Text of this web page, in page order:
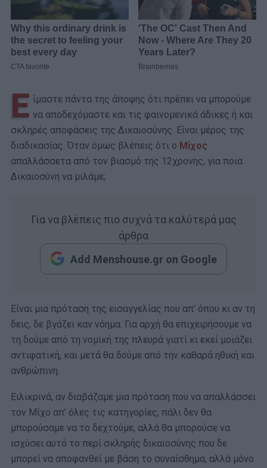
Ε ίμαστε πάντα της άποψης ότι πρέπει να μπορούμε
να αποδεχόμαστε και τις φαινομενικά άδικες ή και
σκληρές αποφάσεις της Δικαιοσύνης. Είναι μέρος της
διαδικασίας. Όταν όμως βλέπεις ότι ο Μίχος
απαλλάσσετα από τον βιασμό της 12χρονης, για ποια
Δικαιοσύνη να μιλάμε;
Για να βλέπεις πιο συχνά τα καλύτερά μας
άρθρα
Add Menshouse.gr on Google
Είναι μια πρόταση της εισαγγελίας που απ’ όπου κι αν τη
δεις, δε βγάζει καν νόημα. Για αρχή θα επιχειρήσουμε να
τη δούμε από τη νομική της πλευρά γιατί κι εκεί μοιάζει
αντιφατική, και μετά θα δούμε από την καθαρά ηθική και
ανθρώπινη.
Ειλικρινά, αν διαβάζαμε μια πρόταση που να απαλλάσσει
τον Μίχο απ’ όλες τις κατηγορίες, πάλι δεν θα
μπορούσαμε να το δεχτούμε, αλλά θα μπορούσε να
ισχύσει αυτό το περί σκληρής δικαιοσύνης που δε
μπορεί να αποφανθεί με βάση το συναίσθημα, αλλά μόνο